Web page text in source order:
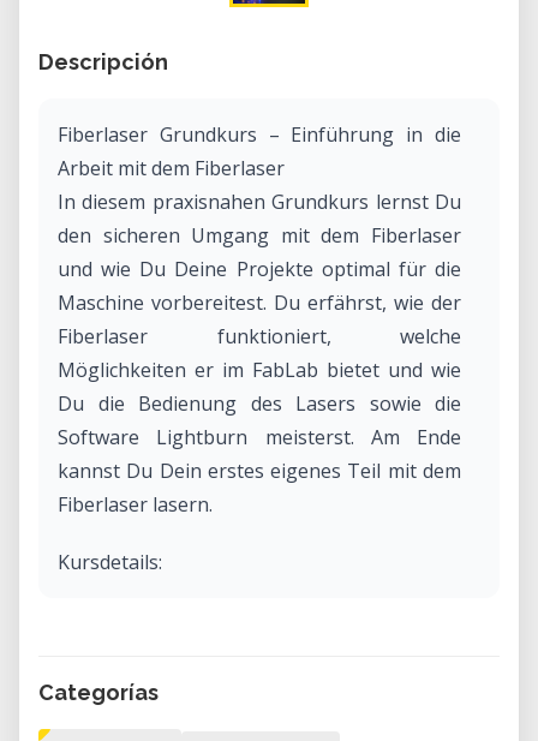
Descripción
Fiberlaser Grundkurs – Einführung in die
Arbeit mit dem Fiberlaser
In diesem praxisnahen Grundkurs lernst Du
den sicheren Umgang mit dem Fiberlaser
und wie Du Deine Projekte optimal für die
Maschine vorbereitest. Du erfährst, wie der
Fiberlaser funktioniert, welche
Möglichkeiten er im FabLab bietet und wie
Du die Bedienung des Lasers sowie die
Software Lightburn meisterst. Am Ende
kannst Du Dein erstes eigenes Teil mit dem
Fiberlaser lasern.
Kursdetails:
• Keine Vorkenntnisse erforderlich.
Categorías